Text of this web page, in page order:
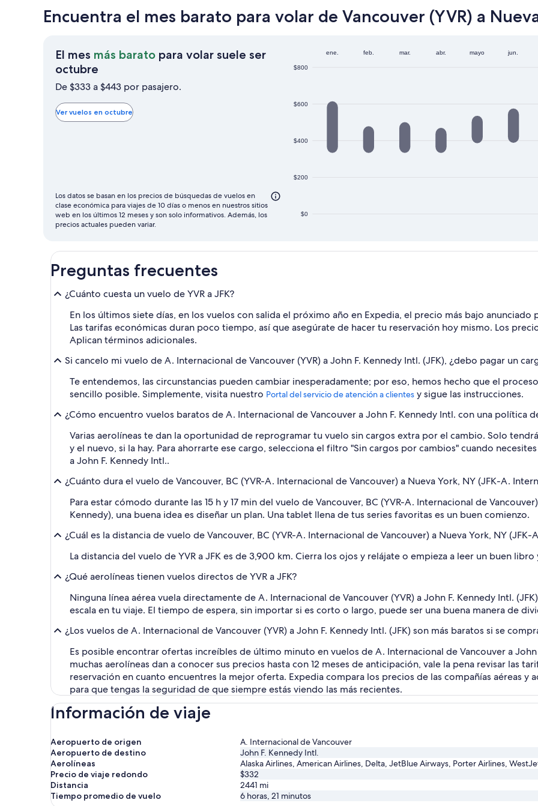
Encuentra el mes barato para volar de Vancouver (YVR) a
El mes más barato para volar suele ser
octubre
mes
barato
para
De $333 a $443 por pasajero.
Ver vuelos en octubre
$0
$200
$400
$600
$800
ene. feb. mar. abr. mayo jun.
Los datos se basan en los precios de búsquedas de vuelos en
clase económica para viajes de 10 días o menos en nuestros sitios
web en los últimos 12 meses y son solo informativos. Además, los
precios actuales pueden variar.
Preguntas frecuentes
¿Cuánto cuesta un vuelo de YVR a JFK?
En los últimos siete días, en los vuelos con salida el próximo año en Expedia, el precio más bajo anunciado
Las tarifas económicas duran poco tiempo, así que asegúrate de hacer tu reservación hoy mismo. Los
Aplican términos adicionales.
Si cancelo mi vuelo de A. Internacional de Vancouver (YVR) a John F. Kennedy Intl. (JFK), ¿debo pagar un
Te entendemos, las circunstancias pueden cambiar inesperadamente; por eso, hemos hecho que el
sencillo posible. Simplemente, visita nuestro Portal del servicio de atención a clientes y sigue las instrucciones.
¿Cómo encuentro vuelos baratos de A. Internacional de Vancouver a John F. Kennedy Intl. con una política
Varias aerolíneas te dan la oportunidad de reprogramar tu vuelo sin cargos extra por el cambio. Solo
y el nuevo, si la hay. Para ahorrarte ese cargo, selecciona el filtro "Sin cargos por cambios" cuando
a John F. Kennedy Intl..
¿Cuánto dura el vuelo de Vancouver, BC (YVR-A. Internacional de Vancouver) a Nueva York, NY (JFK-A.
Para estar cómodo durante las 15 h y 17 min del vuelo de Vancouver, BC (YVR-A. Internacional de
Kennedy), una buena idea es diseñar un plan. Una tablet llena de tus series favoritas es un buen comienzo.
¿Cuál es la distancia de vuelo de Vancouver, BC (YVR-A. Internacional de Vancouver) a Nueva York, NY
La distancia del vuelo de YVR a JFK es de 3,900 km. Cierra los ojos y relájate o empieza a leer un buen
¿Qué aerolíneas tienen vuelos directos de YVR a JFK?
Ninguna línea aérea vuela directamente de A. Internacional de Vancouver (YVR) a John F. Kennedy Intl.
escala en tu viaje. El tiempo de espera, sin importar si es corto o largo, puede ser una buena manera de
¿Los vuelos de A. Internacional de Vancouver (YVR) a John F. Kennedy Intl. (JFK) son más baratos si se
Es posible encontrar ofertas increíbles de último minuto en vuelos de A. Internacional de Vancouver a
muchas aerolíneas dan a conocer sus precios hasta con 12 meses de anticipación, vale la pena revisar las
reservación en cuanto encuentres la mejor oferta. Expedia compara los precios de las compañías aéreas y
para que tengas la seguridad de que siempre estás viendo las más recientes.
Información de viaje
Aeropuerto de origen
A. Internacional de Vancouver
Aeropuerto de destino
John F. Kennedy Intl.
Aerolíneas
Alaska Airlines, American Airlines, Delta, JetBlue Airways, Porter Airlines,
Precio de viaje redondo
$332
Distancia
2441 mi
Tiempo promedio de vuelo
6 horas, 21 minutos